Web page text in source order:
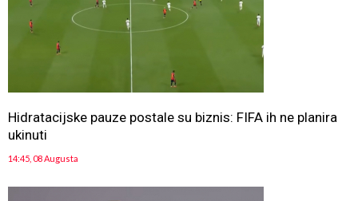
Hidratacijske pauze postale su biznis: FIFA ih ne planira
ukinuti
14:45, 08 Augusta